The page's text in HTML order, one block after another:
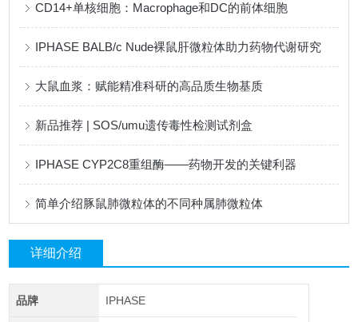
CD14+单核细胞：Macrophage和DC的前体细胞
IPHASE BALB/c Nude裸鼠肝微粒体助力药物代谢研究
大鼠血浆：赋能精准科研的高品质生物基质
新品推荐 | SOS/umu遗传毒性检测试剂盒
IPHASE CYP2C8重组酶——药物开发的关键利器
简单介绍豚鼠肺微粒体的不同种属肺微粒体
详细介绍
品牌 IPHASE